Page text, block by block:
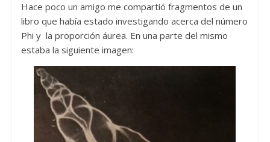
Hace poco un amigo me compartió fragmentos de un
libro que había estado investigando acerca del número
Phi y la proporción áurea. En una parte del mismo
estaba la siguiente imagen: